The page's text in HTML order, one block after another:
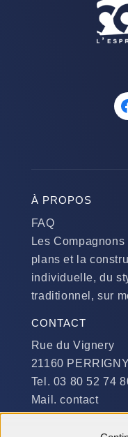
À PROPOS
FAQ
Les
plans et la
individuelle, du
traditionnel, sur
CONTACT
Rue du Vignery
21160
Tel. 03 80 52 74
Mail. contact